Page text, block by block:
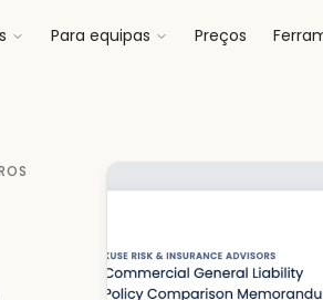
Para equipas Preços